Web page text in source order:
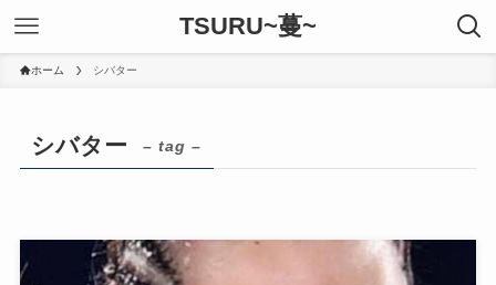
TSURU~蔓~
ホーム シバター
シバター – tag –